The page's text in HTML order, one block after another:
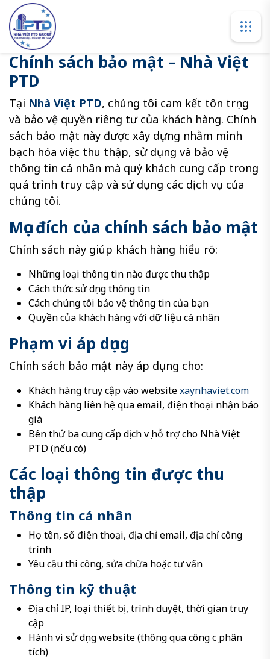
Chính sách bảo mật – Nhà Việt
PTD
Tại Nhà Việt PTD, chúng tôi cam kết tôn trọng
và bảo vệ quyền riêng tư của khách hàng. Chính
sách bảo mật này được xây dựng nhằm minh
bạch hóa việc thu thập, sử dụng và bảo vệ
thông tin cá nhân mà quý khách cung cấp trong
quá trình truy cập và sử dụng các dịch vụ của
chúng tôi.
Mục đích của chính sách bảo mật
Chính sách này giúp khách hàng hiểu rõ:
Những loại thông tin nào được thu thập
Cách thức sử dụng thông tin
Cách chúng tôi bảo vệ thông tin của bạn
Quyền của khách hàng với dữ liệu cá nhân
Phạm vi áp dụng
Chính sách bảo mật này áp dụng cho:
Khách hàng truy cập vào websitexaynhaviet.com
Khách hàng liên hệ qua email, điện thoại nhận báo
giá
Bên thứ ba cung cấp dịch vụ hỗ trợ cho Nhà Việt
PTD (nếu có)
Các loại thông tin được thu
thập
Thông tin cá nhân
Họ tên, số điện thoại, địa chỉ email, địa chỉ công
trình
Yêu cầu thi công, sửa chữa hoặc tư vấn
Thông tin kỹ thuật
Địa chỉ IP, loại thiết bị, trình duyệt, thời gian truy
cập
Hành vi sử dụng website (thông qua công cụ phân
tích)